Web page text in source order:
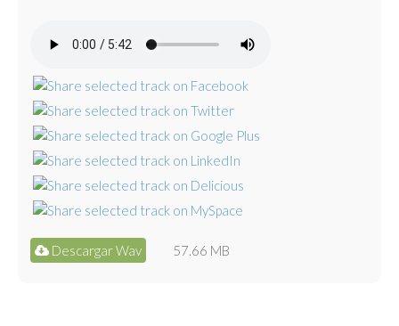
Descargar Wav 57.66 MB